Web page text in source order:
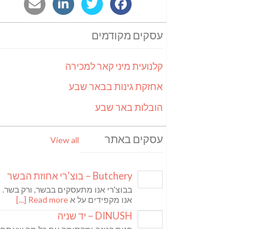
עסקים מקודמים
קלנועית מיני קאר למכירה
אחזקת גינות בבאר שבע
הובלות באר שבע
עסקים באתר View all
Butchery – בוצ'רי אחוזת הבשר
בבוצ'רי אנו מתעסקים בבשר, ורק בשר.
אנו מקפידים על אRead more [...]
DINUSH – יד שניה